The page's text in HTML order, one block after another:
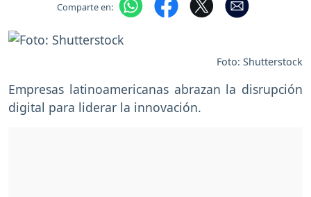
Comparte en:
Foto: Shutterstock
Empresas latinoamericanas abrazan la disrupción
digital para liderar la innovación.